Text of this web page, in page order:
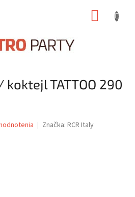
TATTOO 290
Značka: RCR Italy